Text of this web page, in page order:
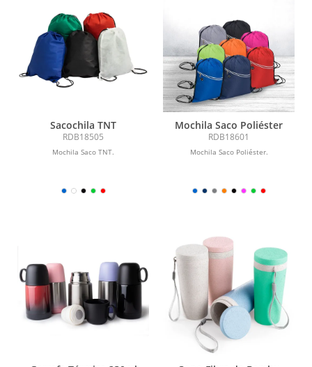
Sacochila TNT
RDB18505
Mochila Saco TNT.
Mochila Saco Poliéster
RDB18601
Mochila Saco Poliéster.